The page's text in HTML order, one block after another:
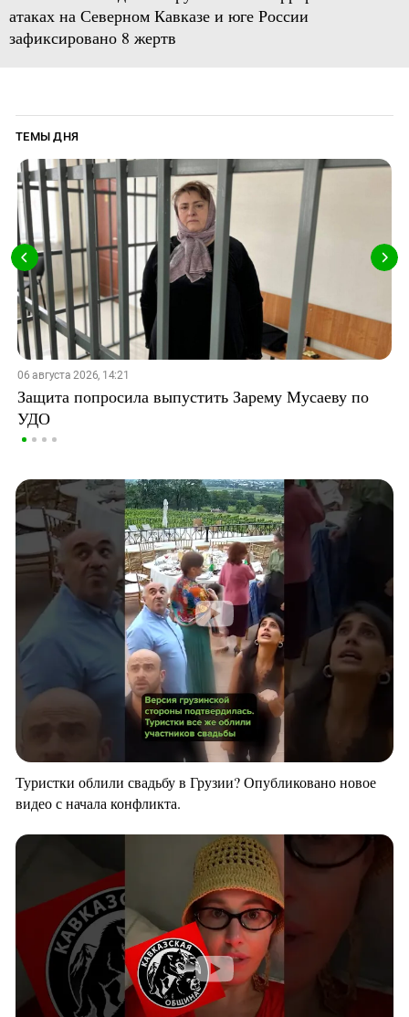
атаках на Северном Кавказе и юге России
зафиксировано 8 жертв
ТЕМЫ ДНЯ
06 августа 2026, 14:21
Защита попросила выпустить Зарему Мусаеву по
УДО
Туристки облили свадьбу в Грузии? Опубликовано новое
видео с начала конфликта.